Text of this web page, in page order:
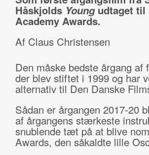
Håskjolds Youngudtaget til
Academy Awards.
Af Claus Christensen
Den måske bedste årgang af
der blev stiftet i 1999 og har
alternativ til Den Danske
Sådan er årgangen 2017-20
af årgangens stærkeste
snublende tæt på at blive
Awards, den såkaldte lille